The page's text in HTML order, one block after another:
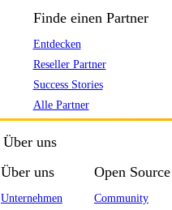
Finde einen Partner
Entdecken
Reseller Partner
Success Stories
Alle Partner
Über uns
Über uns
Unternehmen
Open Source
Community